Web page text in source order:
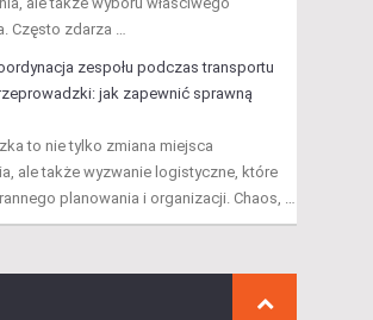
Często zdarza …
zespołu podczas transportu
jak zapewnić sprawną
to nie tylko zmiana miejsca
ale także wyzwanie logistyczne, które
planowania i organizacji. Chaos, …